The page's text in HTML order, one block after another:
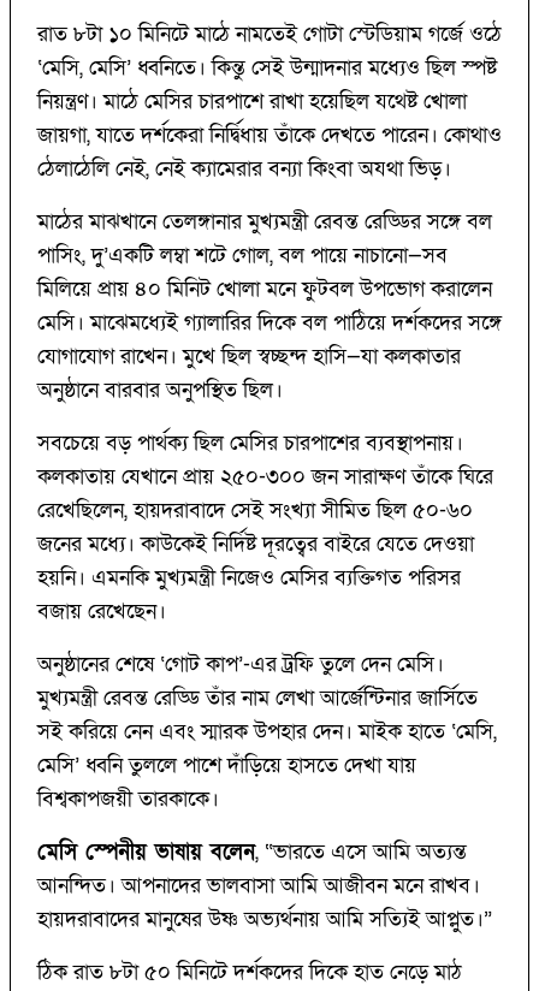
রাত ৮টা ১০ মিনিটে মাঠে নামতেই গোটা স্টেডিয়াম গর্জে ওঠে
‘মেসি, মেসি’ ধ্বনিতে। কিন্তু সেই উন্মাদনার মধ্যেও ছিল স্পষ্ট
নিয়ন্ত্রণ। মাঠে মেসির চারপাশে রাখা হয়েছিল যথেষ্ট খোলা
জায়গা, যাতে দর্শকেরা নির্দ্বিধায় তাঁকে দেখতে পারেন। কোথাও
ঠেলাঠেলি নেই, নেই ক্যামেরার বন্যা কিংবা অযথা ভিড়।
মাঠের মাঝখানে তেলঙ্গানার মুখ্যমন্ত্রী রেবন্ত রেড্ডির সঙ্গে বল
পাসিং, দু’একটি লম্বা শটে গোল, বল পায়ে নাচানো—সব
মিলিয়ে প্রায় ৪০ মিনিট খোলা মনে ফুটবল উপভোগ করালেন
মেসি। মাঝেমধ্যেই গ্যালারির দিকে বল পাঠিয়ে দর্শকদের সঙ্গে
যোগাযোগ রাখেন। মুখে ছিল স্বচ্ছন্দ হাসি—যা কলকাতার
অনুষ্ঠানে বারবার অনুপস্থিত ছিল।
সবচেয়ে বড় পার্থক্য ছিল মেসির চারপাশের ব্যবস্থাপনায়।
কলকাতায় যেখানে প্রায় ২৫০-৩০০ জন সারাক্ষণ তাঁকে ঘিরে
রেখেছিলেন, হায়দরাবাদে সেই সংখ্যা সীমিত ছিল ৫০-৬০
জনের মধ্যে। কাউকেই নির্দিষ্ট দূরত্বের বাইরে যেতে দেওয়া
হয়নি। এমনকি মুখ্যমন্ত্রী নিজেও মেসির ব্যক্তিগত পরিসর
বজায় রেখেছেন।
অনুষ্ঠানের শেষে ‘গোট কাপ’-এর ট্রফি তুলে দেন মেসি।
মুখ্যমন্ত্রী রেবন্ত রেড্ডি তাঁর নাম লেখা আর্জেন্টিনার জার্সিতে
সই করিয়ে নেন এবং স্মারক উপহার দেন। মাইক হাতে ‘মেসি,
মেসি’ ধ্বনি তুললে পাশে দাঁড়িয়ে হাসতে দেখা যায়
বিশ্বকাপজয়ী তারকাকে।
মেসি স্পেনীয় ভাষায় বলেন, “ভারতে এসে আমি অত্যন্ত
আনন্দিত। আপনাদের ভালবাসা আমি আজীবন মনে রাখব।
হায়দরাবাদের মানুষের উষ্ণ অভ্যর্থনায় আমি সত্যিই আপ্লুত।”
ঠিক রাত ৮টা ৫০ মিনিটে দর্শকদের দিকে হাত নেড়ে মাঠ